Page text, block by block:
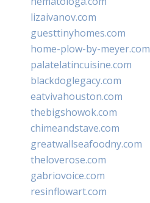
lizaivanov.com
guesttinyhomes.com
home-plow-by-meyer.com
palatelatincuisine.com
blackdoglegacy.com
eatvivahouston.com
thebigshowok.com
chimeandstave.com
greatwallseafoodny.com
theloverose.com
gabriovoice.com
resinflowart.com